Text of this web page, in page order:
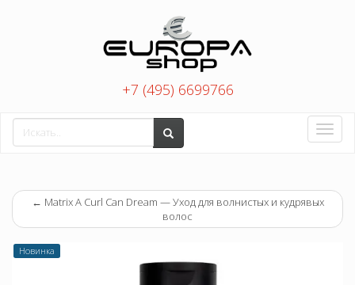
+7 (495) 6699766
Toggle
← Matrix A Curl Can Dream — Уход для волнистых и кудрявых
волос
Новинка